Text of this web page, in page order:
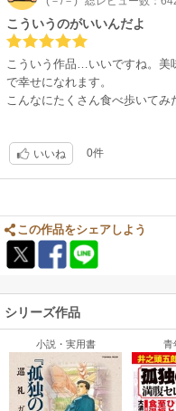
こういうのがいいんだよ
こういう作品…いいですね。美
で幸せになれます。
こんなにたくさん食べ歩いてみ
いいね 0件
この作品をシェアしよう
シリーズ作品
小説・実用書 青